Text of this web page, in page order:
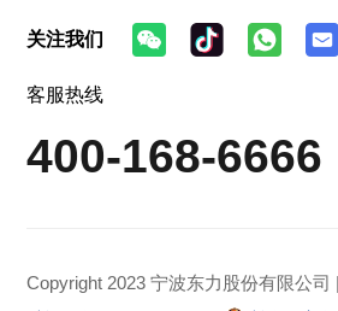
关注我们
客服热线
400-168-6666
Copyright 2023 宁波东力股份有限公司